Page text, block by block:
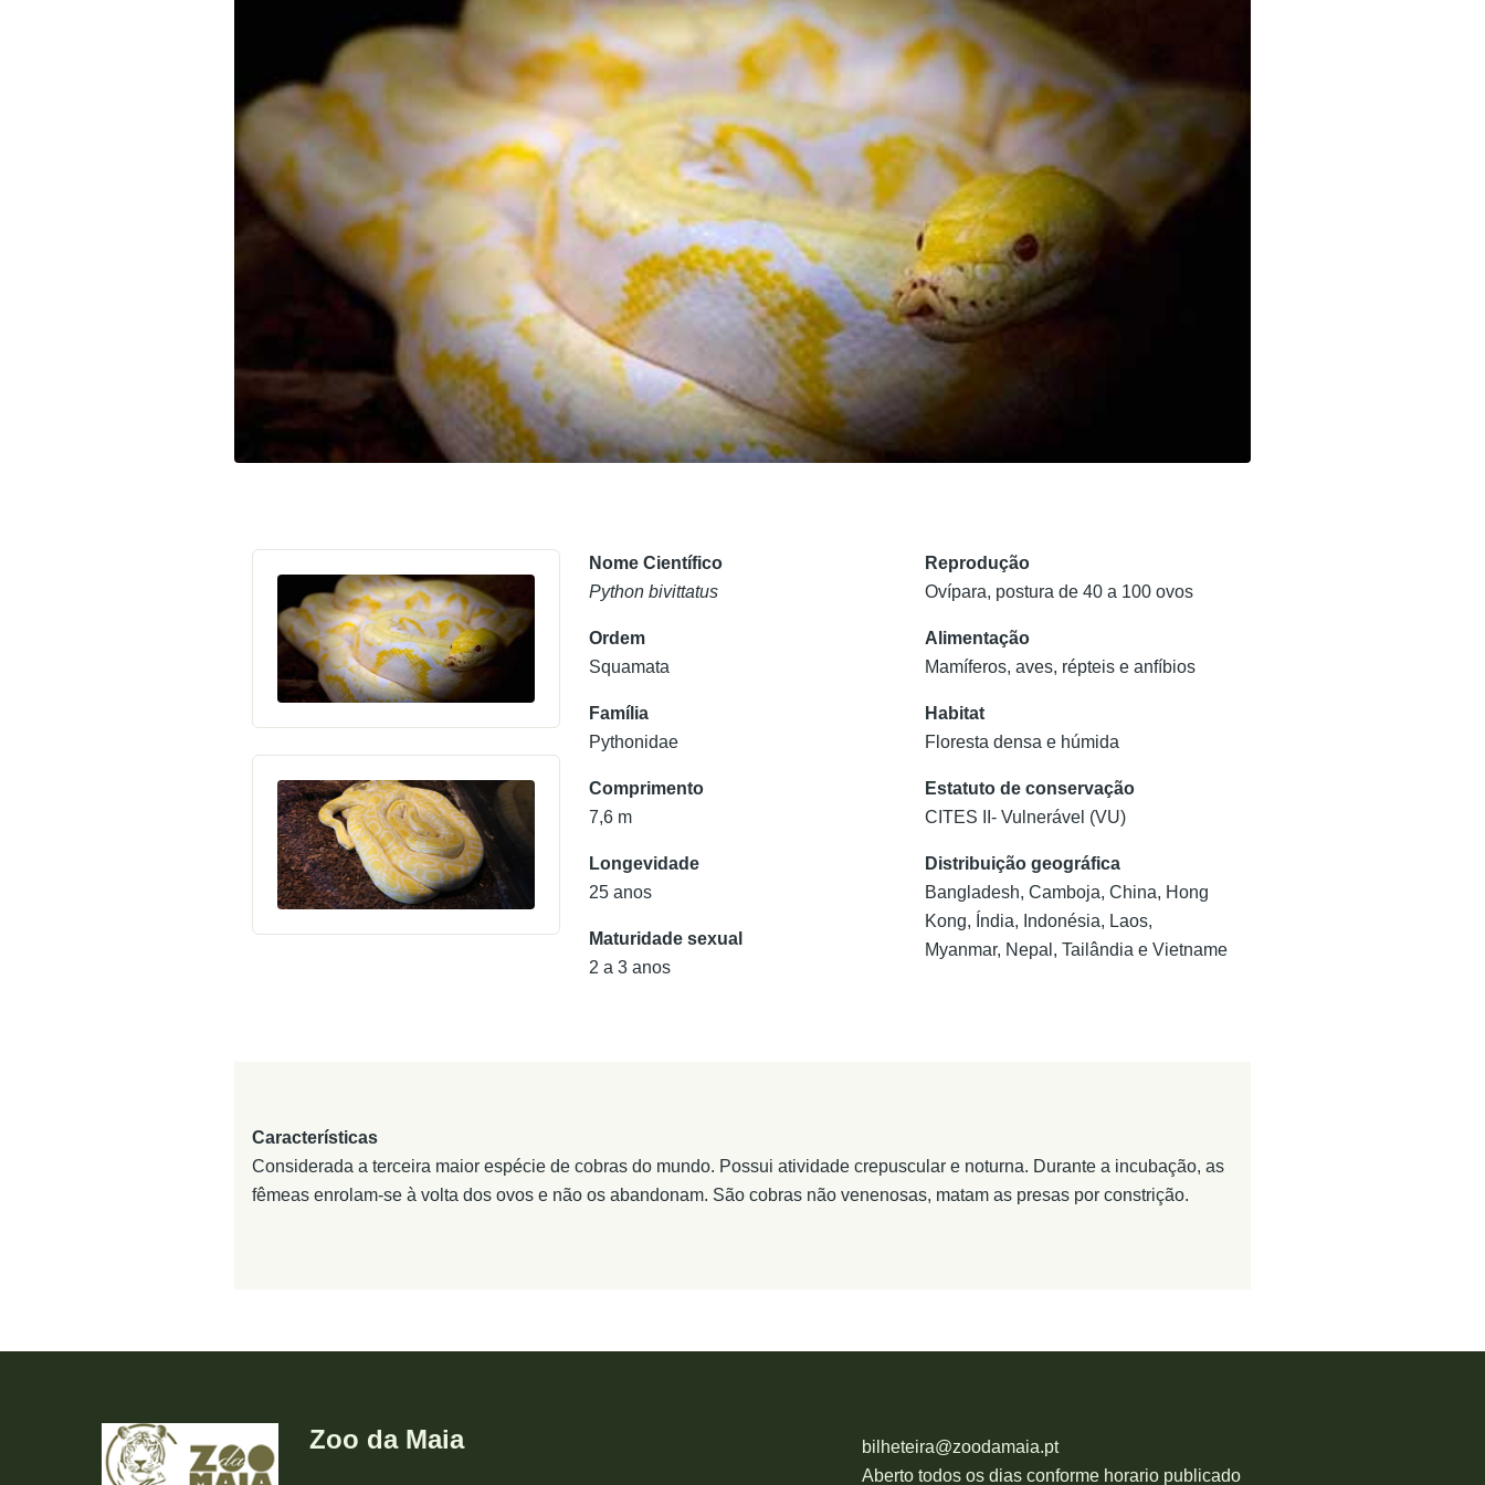
Nome Científico
Python bivittatus
Ordem
Squamata
Família
Pythonidae
Comprimento
7,6 m
Longevidade
25 anos
Maturidade sexual
2 a 3 anos
Reprodução
Ovípara, postura de 40 a 100 ovos
Alimentação
Mamíferos, aves, répteis e anfíbios
Habitat
Floresta densa e húmida
Estatuto de conservação
CITES II- Vulnerável (VU)
Distribuição geográfica
Bangladesh, Camboja, China, Hong
Kong, Índia, Indonésia, Laos,
Myanmar, Nepal, Tailândia e Vietname
Características
Considerada a terceira maior espécie de cobras do mundo. Possui atividade crepuscular e noturna. Durante a incubação, as
fêmeas enrolam-se à volta dos ovos e não os abandonam. São cobras não venenosas, matam as presas por constrição.
Zoo da Maia
bilheteira@zoodamaia.pt
Aberto todos os dias conforme horario publicado